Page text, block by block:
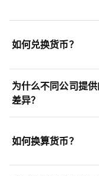
如何兑换货币？
为什么不同公司提
差异？
如何换算货币？